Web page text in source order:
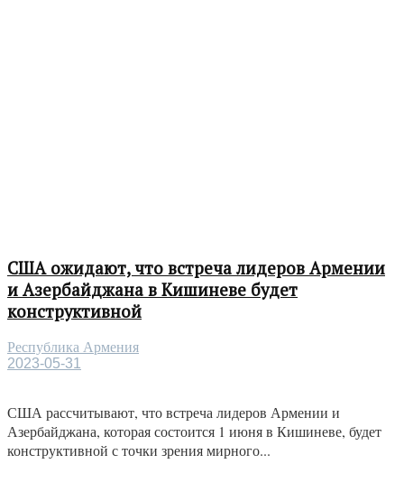
США ожидают, что встреча лидеров Армении
и Азербайджана в Кишиневе будет
конструктивной
Республика Армения
2023-05-31
США рассчитывают, что встреча лидеров Армении и
Азербайджана, которая состоится 1 июня в Кишиневе, будет
конструктивной с точки зрения мирного...